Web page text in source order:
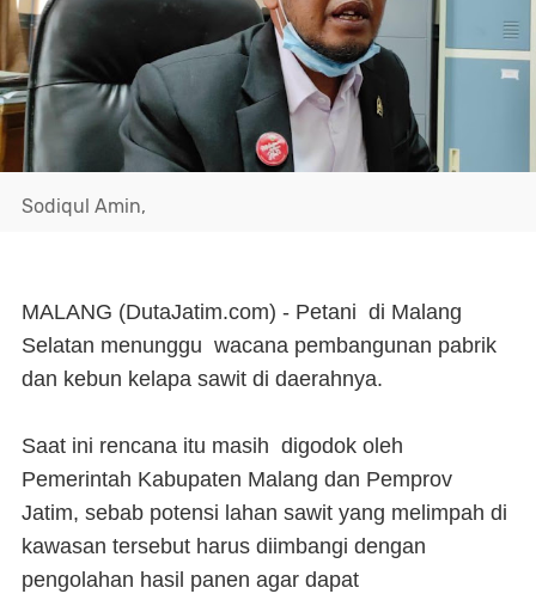
Sodiqul Amin,
MALANG (DutaJatim.com) - Petani di Malang
Selatan menunggu wacana pembangunan pabrik
dan kebun kelapa sawit di daerahnya.
Saat ini rencana itu masih digodok oleh
Pemerintah Kabupaten Malang dan Pemprov
Jatim, sebab potensi lahan sawit yang melimpah di
kawasan tersebut harus diimbangi dengan
pengolahan hasil panen agar dapat